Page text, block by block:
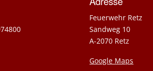
Feuerwehr Retz
Sandweg 10
A-2070 Retz
Google Maps